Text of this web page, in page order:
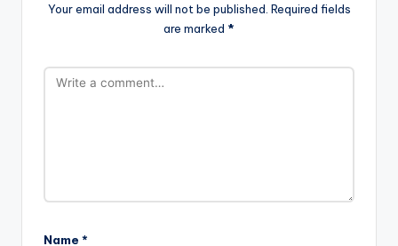
Your email address will not be published. Required fields
are marked *
Name *